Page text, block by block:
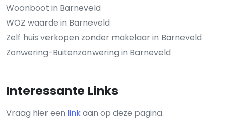
Woonboot in Barneveld
WOZ waarde in Barneveld
Zelf huis verkopen zonder makelaar in Barneveld
Zonwering-Buitenzonwering in Barneveld
Interessante Links
Vraag hier een linkaan op deze pagina.